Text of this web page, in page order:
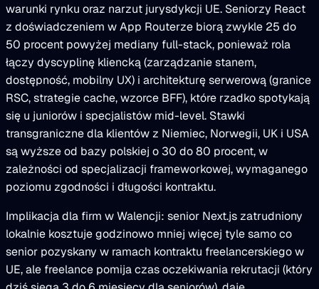
warunki rynku oraz narzut jurysdykcji UE. Seniorzy React
z doświadczeniem w App Routerze biorą zwykle 25 do
50 procent powyżej mediany full-stack, ponieważ rola
łączy dyscyplinę kliencką (zarządzanie stanem,
dostępność, mobilny UX) i architekturę serwerową (granice
RSC, strategie cache, wzorce BFF), które rzadko spotykają
się u juniorów i specjalistów mid-level. Stawki
transgraniczne dla klientów z Niemiec, Norwegii, UK i USA
są wyższe od bazy polskiej o 30 do 80 procent, w
zależności od specjalizacji frameworkowej, wymaganego
poziomu zgodności i długości kontraktu.
Implikacja dla firm w Walencji: senior Next.js zatrudniony
lokalnie kosztuje godzinowo mniej więcej tyle samo co
senior pozyskany w ramach kontraktu freelancerskiego w
UE, ale freelance pomija czas oczekiwania rekrutacji (który